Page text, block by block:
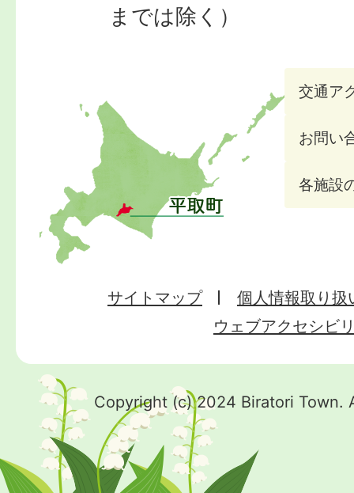
までは除く）
交通ア
お問い
各施設
サイトマップ
個人情報取り扱
ウェブアクセシビ
Copyright (c) 2024 Biratori Town.